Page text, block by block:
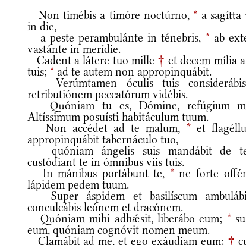
Non timébis a timóre noctúrno, * a sagítta
in die,
a peste perambulánte in ténebris, *ab
vastánte in merídie.
Cadent a látere tuo mille † et decem mília
tuis; * ad te autem non appropinquábit.
Verúmtamen óculis tuis
retributiónem peccatórum vidébis.
Quóniam tu es, Dómine, refúgium
Altíssimum posuísti habitáculum tuum.
Non accédet ad te malum, *et
appropinquábit tabernáculo tuo,
quóniam ángelis suis mandábit de
custódiant te in ómnibus viis tuis.
In mánibus portábunt te, *ne forte
lápidem pedem tuum.
Super áspidem et basilíscum
conculcábis leónem et dracónem.
Quóniam mihi adhǽsit, liberábo eum; *
eum, quóniam cognóvit nomen meum.
Clamábit ad me, et ego exáudiam eum; †